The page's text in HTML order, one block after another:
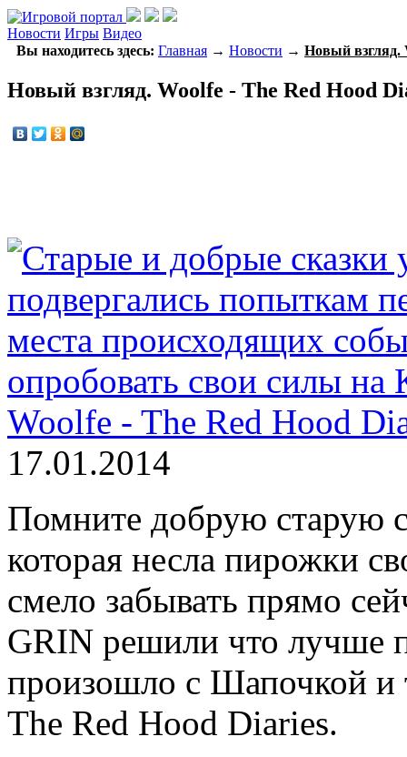
Новости Игры Видео
Вы находитесь здесь: Главная → Новости → Новый взгляд.
Новый взгляд. Woolfe - The Red Hood
17.01.2014
Помните добрую старую
которая несла пирожки
смело забывать прямо
GRIN решили что лучше
произошло с Шапочкой и
The Red Hood Diaries.